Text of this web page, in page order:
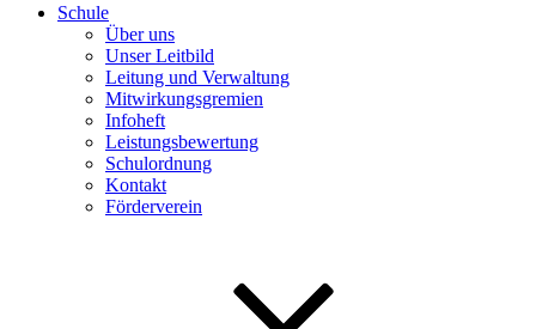
Schule
Über uns
Unser Leitbild
Leitung und Verwaltung
Mitwirkungsgremien
Infoheft
Leistungsbewertung
Schulordnung
Kontakt
Förderverein